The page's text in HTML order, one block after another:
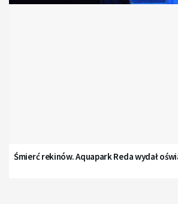
Śmierć rekinów. Aquapark Reda wydał